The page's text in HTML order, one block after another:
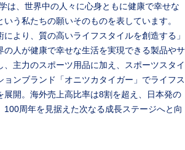
は、世界中の人々に心身ともに健康で幸せな
う私たちの願いそのものを表しています。
により、質の高いライフスタイルを創造する」
の人が健康で幸せな生活を実現できる製品やサ
、主力のスポーツ用品に加え、スポーツスタイ
ョンブランド「オニツカタイガー」でライフス
展開。海外売上高比率は8割を超え、日本発の
100周年を見据えた次なる成長ステージへと向